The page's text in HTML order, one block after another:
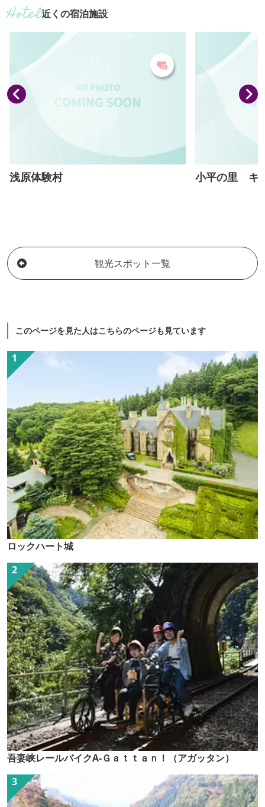
近くの宿泊施設
浅原体験村 小平の里 キ
観光スポット一覧
このページを見た人はこちらのページも見ています
ロックハート城
吾妻峡レールバイクA-Ｇａｔｔａｎ！（アガッタン）